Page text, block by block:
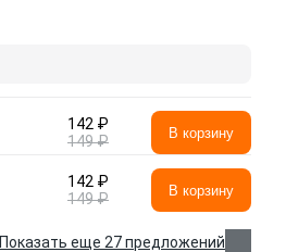
142 ₽
149 ₽
В корзину
142 ₽
149 ₽
В корзину
Показать еще 27 предложений